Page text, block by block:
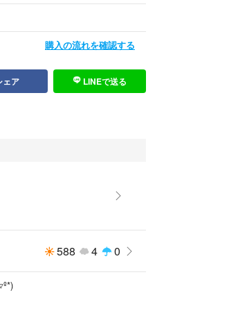
購入の流れを確認する
ア LINEで送る
588 4 0